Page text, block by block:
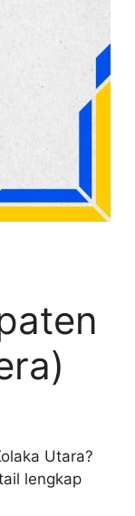
Utara?
lengkap